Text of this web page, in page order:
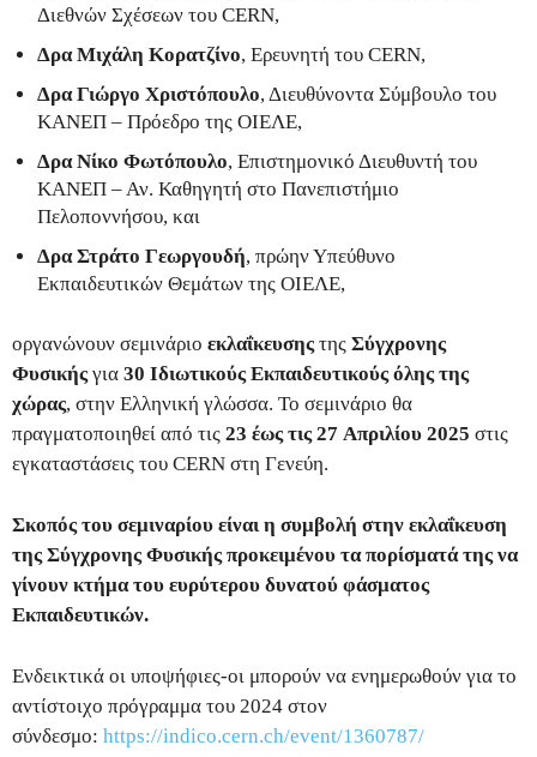
Διεθνών Σχέσεων του CERN,
Δρα Μιχάλη Κορατζίνο, Ερευνητή του CERN,
Δρα Γιώργο Χριστόπουλο, Διευθύνοντα Σύμβουλο του
ΚΑΝΕΠ – Πρόεδρο της ΟΙΕΛΕ,
Δρα Νίκο Φωτόπουλο, Επιστημονικό Διευθυντή του
ΚΑΝΕΠ – Αν. Καθηγητή στο Πανεπιστήμιο
Πελοποννήσου, και
Δρα Στράτο Γεωργουδή, πρώην Υπεύθυνο
Εκπαιδευτικών Θεμάτων της ΟΙΕΛΕ,
οργανώνουν σεμινάριο εκλαΐκευσης της Σύγχρονης
Φυσικής για 30 Ιδιωτικούς Εκπαιδευτικούς όλης της
χώρας, στην Ελληνική γλώσσα. Το σεμινάριο θα
πραγματοποιηθεί από τις 23 έως τις 27 Απριλίου 2025 στις
εγκαταστάσεις του CERN στη Γενεύη.
Σκοπός του σεμιναρίου είναι η συμβολή στην εκλαΐκευση
της Σύγχρονης Φυσικής προκειμένου τα πορίσματά της να
γίνουν κτήμα του ευρύτερου δυνατού φάσματος
Εκπαιδευτικών.
Ενδεικτικά οι υποψήφιες-οι μπορούν να ενημερωθούν για το
αντίστοιχο πρόγραμμα του 2024 στον
σύνδεσμο: https://indico.cern.ch/event/1360787/